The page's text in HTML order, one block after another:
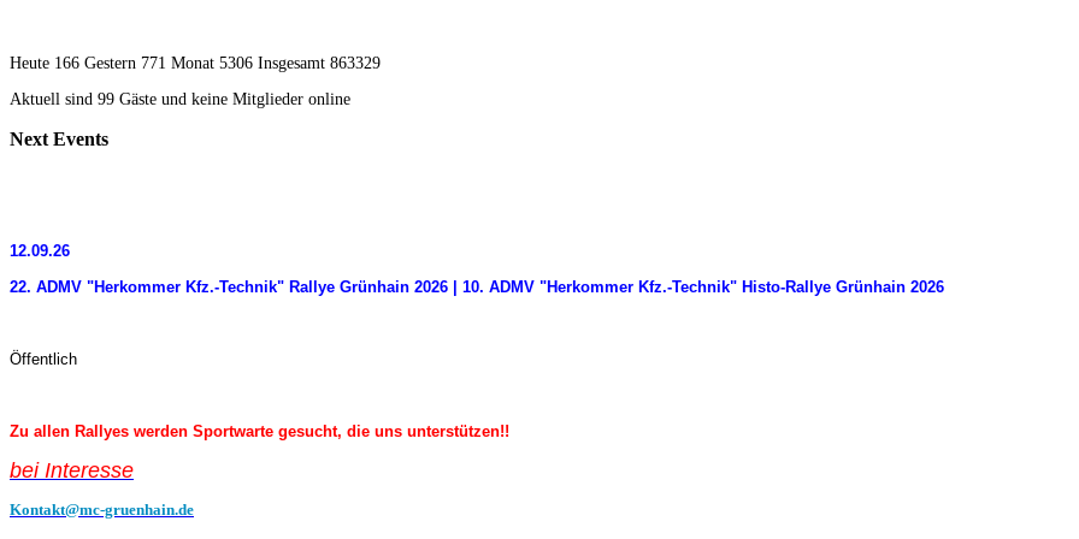
Heute 166 Gestern 771 Monat 5306 Insgesamt 863329
Aktuell sind 99 Gäste und keine Mitglieder online
Next Events
12.09.26
22. ADMV "Herkommer Kfz.-Technik" Rallye Grünhain 2026 | 10. ADMV "Herkommer Kfz.-Technik" Histo-Rallye Grünhain 2026
Öffentlich
Zu allen Rallyes werden Sportwarte gesucht, die uns unterstützen!!
bei Interesse
Kontakt@mc-gruenhain.de